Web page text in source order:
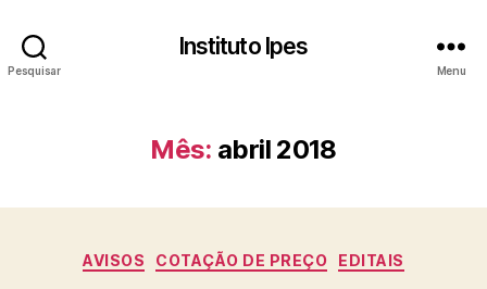
Pesquisar
Instituto Ipes
Menu
Mês: abril 2018
Categorias
AVISOS COTAÇÃO DE PREÇO EDITAIS